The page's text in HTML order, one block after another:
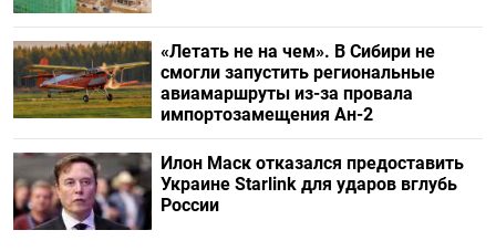
«Летать не на чем». В Сибири не
смогли запустить региональные
авиамаршруты из-за провала
импортозамещения Ан-2
Илон Маск отказался предоставить
Украине Starlink для ударов вглубь
России